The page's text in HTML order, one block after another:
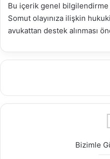
Bu içerik genel bilgilendirme
Somut olayınıza ilişkin
avukattan destek alınması
Bizimle